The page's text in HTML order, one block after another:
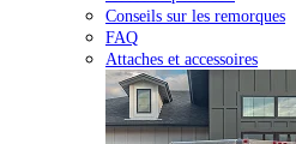
Conseils sur les remorques
FAQ
Attaches et accessoires